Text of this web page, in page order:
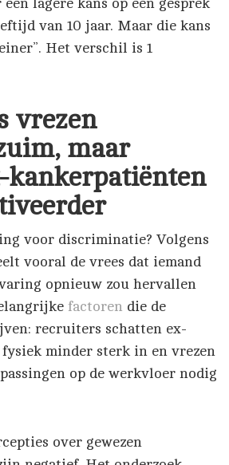
lagere kans op een gesprek
van 10 jaar. Maar die kans
Het verschil is 1
vrezen
maar
kankerpatiënten
voor discriminatie? Volgens
vooral de vrees dat iemand
opnieuw zou hervallen
factoren die de
recruiters schatten ex-
minder sterk in en vrezen
op de werkvloer nodig
over gewezen